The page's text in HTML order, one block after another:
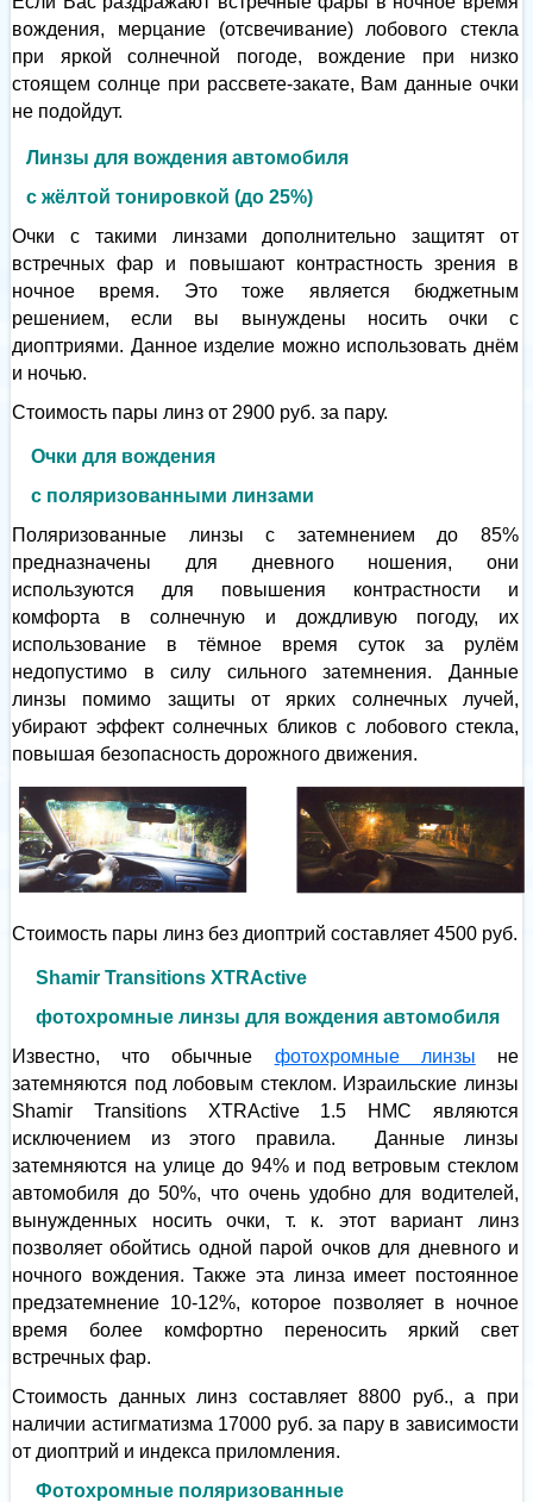
вождения, мерцание (отсвечивание) лобового стекла
при яркой солнечной погоде, вождение при низко
стоящем солнце при рассвете-закате, Вам данные очки
не подойдут.
Линзы для вождения автомобиля
с жёлтой тонировкой (до 25%)
Очки с такими линзами дополнительно защитят от
встречных фар и повышают контрастность зрения в
ночное время. Это тоже является бюджетным
решением, если вы вынуждены носить очки с
диоптриями. Данное изделие можно использовать днём
и ночью.
Стоимость пары линз от 2900 руб. за пару.
Очки для вождения
с поляризованными линзами
Поляризованные линзы с затемнением до 85%
предназначены для дневного ношения, они
используются для повышения контрастности и
комфорта в солнечную и дождливую погоду, их
использование в тёмное время суток за рулём
недопустимо в силу сильного затемнения. Данные
линзы помимо защиты от ярких солнечных лучей,
убирают эффект солнечных бликов с лобового стекла,
повышая безопасность дорожного движения.
Стоимость пары линз без диоптрий составляет 4500 руб.
Shamir Transitions XTRActive
фотохромные линзы для вождения автомобиля
Известно, что обычные фотохромные линзы не
затемняются под лобовым стеклом. Израильские линзы
Shamir Transitions XTRActive 1.5 HMC являются
исключением из этого правила. Данные линзы
затемняются на улице до 94% и под ветровым стеклом
автомобиля до 50%, что очень удобно для водителей,
вынужденных носить очки, т. к. этот вариант линз
позволяет обойтись одной парой очков для дневного и
ночного вождения. Также эта линза имеет постоянное
предзатемнение 10-12%, которое позволяет в ночное
время более комфортно переносить яркий свет
встречных фар.
Стоимость данных линз составляет 8800 руб., а при
наличии астигматизма 17000 руб. за пару в зависимости
от диоптрий и индекса приломления.
Фотохромные поляризованные